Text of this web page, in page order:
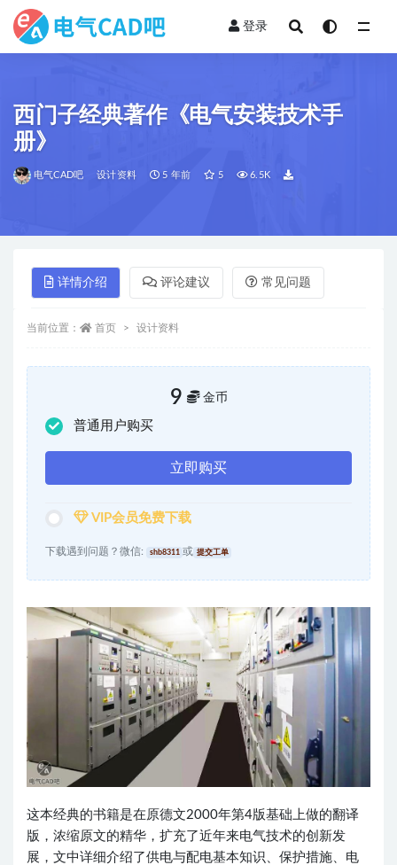
登录
西门子经典著作《电气安装技术手
册》
电气CAD吧 设计资料 5 年前 5 6.5K
详情介绍 评论建议 常见问题
当前位置： 首页 设计资料
9 金币
普通用户购买
立即购买
VIP会员免费下载
下载遇到问题？微信: shb8311 或 提交工单
这本经典的书籍是在原德文2000年第4版基础上做的翻译
版，浓缩原文的精华，扩充了近年来电气技术的创新发
展，文中详细介绍了供电与配电基本知识、保护措施、电